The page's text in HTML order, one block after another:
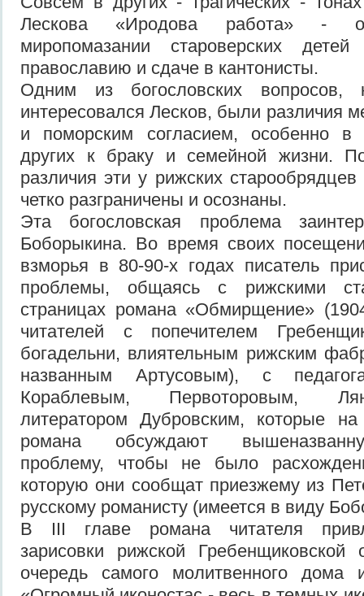
Лескова «Иродова работа» - о
миропомазании староверских
православию и сдаче в кантонисты.
Одним из богословских вопросов,
интересовался Лесков, были различия
и поморским согласием, особенно
других к браку и семейной жизни.
различия эти у рижских
четко разграничены и осознаны.
Эта богословская проблема
Боборыкина. Во время своих
взморья в 80-90-х годах писатель
проблемы, общаясь с рижскими
страницах романа «Обмирщение»
читателей с попечителем
богадельни, влиятельным рижским
названным Артусовым), с
Кораблевым, Первоторовым,
литератором Дубровским, которые
романа обсуждают
проблему, чтобы не было
которую они сообщат приезжему из
русскому романисту (имеется в виду
В III главе романа читателя
зарисовки рижской
очередь самого молитвенного дома